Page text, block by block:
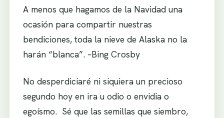
A menos que hagamos de la Navidad una
ocasión para compartir nuestras
bendiciones, toda la nieve de Alaska no la
harán “blanca”. –Bing Crosby
No desperdiciaré ni siquiera un precioso
segundo hoy en ira u odio o envidia o
egoísmo. Sé que las semillas que siembro,